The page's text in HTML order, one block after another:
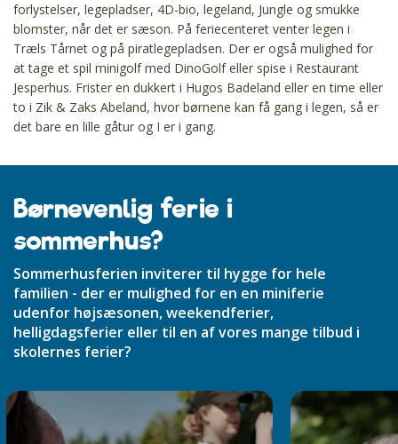
forlystelser, legepladser, 4D-bio, legeland, Jungle og smukke
blomster, når det er sæson. På feriecenteret venter legen i
Træls Tårnet og på piratlegepladsen. Der er også mulighed for
at tage et spil minigolf med DinoGolf eller spise i Restaurant
Jesperhus. Frister en dukkert i Hugos Badeland eller en time eller
to i Zik & Zaks Abeland, hvor børnene kan få gang i legen, så er
det bare en lille gåtur og I er i gang.
Børnevenlig ferie i
sommerhus?
Sommerhusferien inviterer til hygge for hele
familien - der er mulighed for en en miniferie
udenfor højsæsonen, weekendferier,
helligdagsferier eller til en af vores mange tilbud i
skolernes ferier?